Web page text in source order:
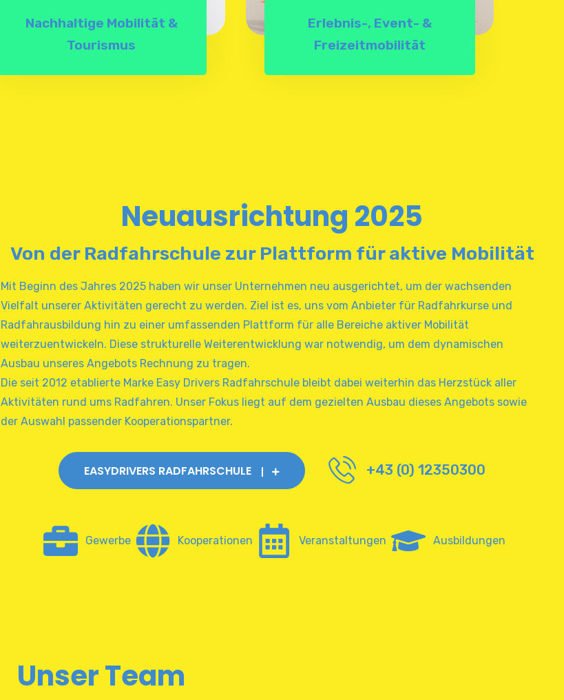
Nachhaltige Mobilität &
Tourismus
Erlebnis-, Event- &
Freizeitmobilität
Neuausrichtung 2025
Von der Radfahrschule zur Plattform für aktive Mobilität
Mit Beginn des Jahres 2025 haben wir unser Unternehmen neu ausgerichtet, um der wachsenden
Vielfalt unserer Aktivitäten gerecht zu werden. Ziel ist es, uns vom Anbieter für Radfahrkurse und
Radfahrausbildung hin zu einer umfassenden Plattform für alle Bereiche aktiver Mobilität
weiterzuentwickeln. Diese strukturelle Weiterentwicklung war notwendig, um dem dynamischen
Ausbau unseres Angebots Rechnung zu tragen.
Die seit 2012 etablierte Marke Easy Drivers Radfahrschule bleibt dabei weiterhin das Herzstück aller
Aktivitäten rund ums Radfahren. Unser Fokus liegt auf dem gezielten Ausbau dieses Angebots sowie
der Auswahl passender Kooperationspartner.
EASYDRIVERS RADFAHRSCHULE +43 (0) 12350300
Gewerbe Kooperationen Veranstaltungen Ausbildungen
Unser Team